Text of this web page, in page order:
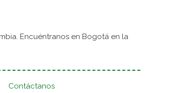
Encuéntranos en Bogotá en la
Contáctanos